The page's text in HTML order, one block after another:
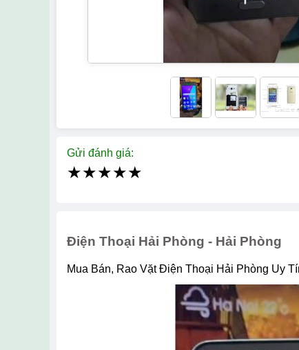
Gửi đánh giá:
★★★★★
Điện Thoại Hải Phòng - Hải Phòng
Mua Bán, Rao Vặt Điện Thoại Hải Phòng Uy